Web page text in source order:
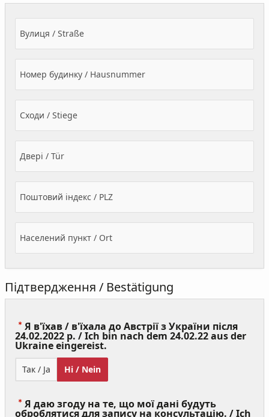
Вулиця / Straße
Номер будинку / Hausnummer
Сходи / Stiege
Двері / Tür
Поштовий індекс / PLZ
Населений пункт / Ort
Підтвердження / Bestätigung
Я в'їхав / в'їхала до Австрії з України після
24.02.2022 р. / Ich bin nach dem 24.02.22 aus der
Ukraine eingereist.
Required)
Так / Ja Ні / Nein
Я даю згоду на те, що мої дані будуть
оброблятися для запису на консультацію. / Ich